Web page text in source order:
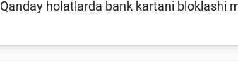
Qanday holatlarda bank kartani bloklashi